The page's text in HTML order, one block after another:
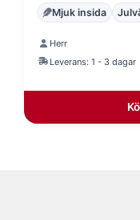
Mjuk insida
Herr
Leverans: 1 - 3 dagar